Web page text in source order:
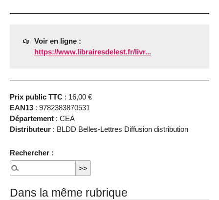
Voir en ligne :
https://www.librairesdelest.fr/livr...
Prix public TTC : 16,00 €
EAN13 : 9782383870531
Département : CEA
Distributeur : BLDD Belles-Lettres Diffusion distribution
Rechercher :
Dans la même rubrique